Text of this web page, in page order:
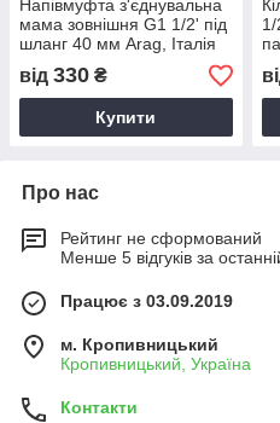
Напівмуфта з'єднувальна
мама зовнішня G1 1/2' під
шланг 40 мм Arag, Італія
від 330 ₴
Купити
1/
Про нас
Рейтинг не сформований
Менше 5 відгуків за
Працює з 03.09.2019
м. Кропивницький
Кропивницький, Україна
Контакти